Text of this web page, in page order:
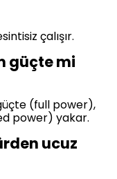
çalışır.
güçte mi
(full power),
power) yakar.
ucuz